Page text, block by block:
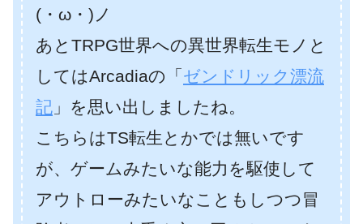
(・ω・)ノ
あとTRPG世界への異世界転生モノと
してはArcadiaの「 ゼンドリック漂流
記 」を思い出しましたね。
こちらはTS転生とかでは無いです
が、ゲームみたいな能力を駆使して
アウトローみたいなこともしつつ冒